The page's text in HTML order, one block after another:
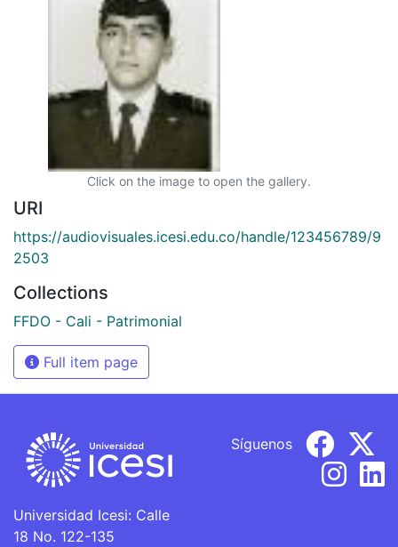
Click on the image to open the gallery.
URI
https://audiovisuales.icesi.edu.co/handle/123456789/9
2503
Collections
FFDO - Cali - Patrimonial
Full item page
Universidad Icesi: Calle
18 No. 122-135
Síguenos